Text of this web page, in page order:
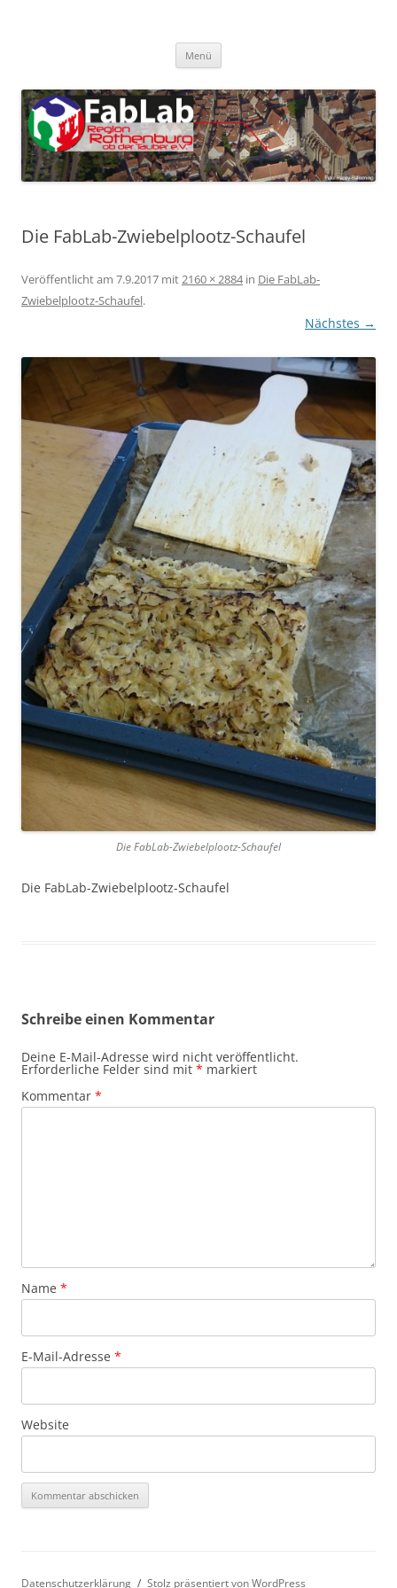
Menü
Die FabLab-Zwiebelplootz-Schaufel
Veröffentlicht am 7.9.2017 mit2160 × 2884in Die FabLab-
Zwiebelplootz-Schaufel.
Nächstes →
Die FabLab-Zwiebelplootz-Schaufel
Die FabLab-Zwiebelplootz-Schaufel
Schreibe einen Kommentar
Deine E-Mail-Adresse wird nicht veröffentlicht.
Erforderliche Felder sind mit * markiert
Kommentar *
Name *
E-Mail-Adresse *
Website
Datenschutzerklärung Stolz präsentiert von WordPress